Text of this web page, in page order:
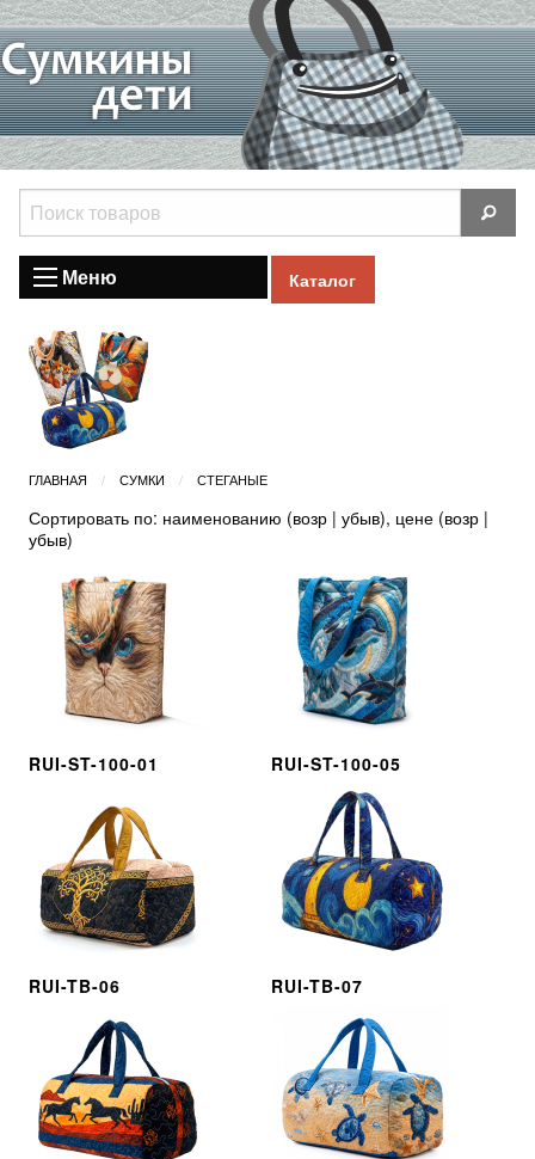
Меню Каталог
ГЛАВНАЯ СУМКИ СТЕГАНЫЕ
Сортировать по: наименованию (возр | убыв), цене (возр |
убыв)
RUI-ST-100-01 RUI-ST-100-05
RUI-TB-06 RUI-TB-07